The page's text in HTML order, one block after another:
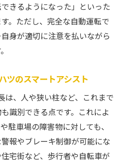
ト停止が必要な場面を解説
全支援の新たな姿
道で役立つ進化の実感
す安全支援の具体的な効果
時に感じる安心の理由
援がもたらす運転スタイル
できるようになった」といった
。ただし、完全な自動運転で
身が適切に注意を払いながら
ツのスマートアシスト
は、人や狭い柱など、これまで
識別できる点です。これによ
駐車場の障害物に対しても、
報やブレーキ制御が可能にな
宅街など、歩行者や自転車が